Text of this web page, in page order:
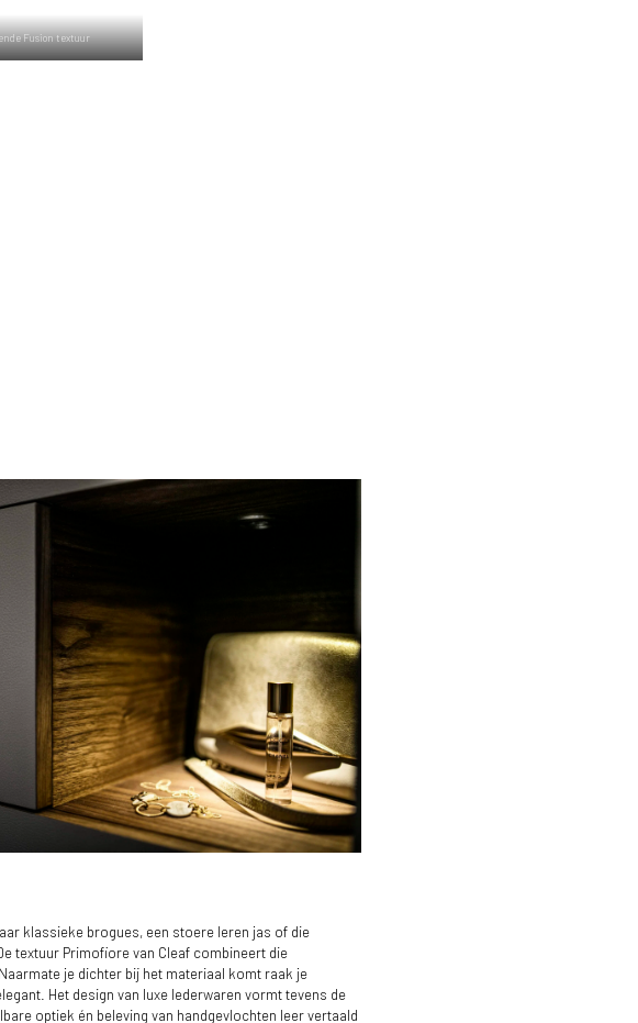
Fusion textuur
van leer in plaatmateriaal
klassieke brogues, een stoere leren jas of die
textuur Primofiore van Cleaf combineert die
je dichter bij het materiaal komt raak je
Het design van luxe lederwaren vormt tevens de
optiek én beleving van handgevlochten leer vertaald